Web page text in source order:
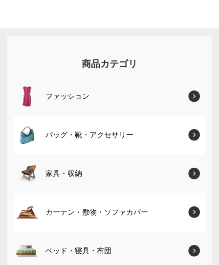
商品カテゴリ
ファッション
バッグ・靴・アクセサリー
家具・収納
カーテン・敷物・ソファカバー
ベッド・寝具・布団